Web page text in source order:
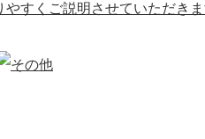
すくご説明させていただき